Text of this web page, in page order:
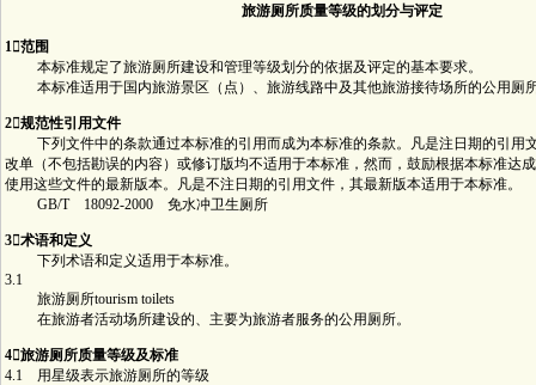
旅游厕所质量等级的划分与评定
1范围
本标准规定了旅游厕所建设和管理等级划分的依据及评定的基本要求。
本标准适用于国内旅游景区（点）、旅游线路中及其他旅游接待场所的公用厕
2规范性引用文件
下列文件中的条款通过本标准的引用而成为本标准的条款。凡是注日期的引用
改单（不包括勘误的内容）或修订版均不适用于本标准，然而，鼓励根据本标准达
使用这些文件的最新版本。凡是不注日期的引用文件，其最新版本适用于本标准。
GB/T 18092-2000 免水冲卫生厕所
3术语和定义
下列术语和定义适用于本标准。
3.1
旅游厕所tourism toilets
在旅游者活动场所建设的、主要为旅游者服务的公用厕所。
4旅游厕所质量等级及标准
4.1 用星级表示旅游厕所的等级